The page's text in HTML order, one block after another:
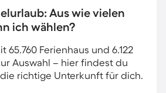
Aus wie vielen
ich wählen?
65.760 Ferienhaus und 6.122
Auswahl – hier findest du
richtige Unterkunft für dich.